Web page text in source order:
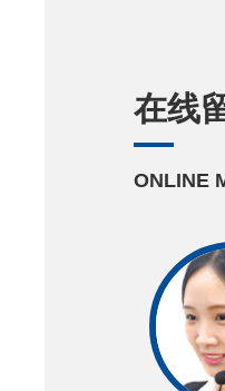
在线
ONLINE